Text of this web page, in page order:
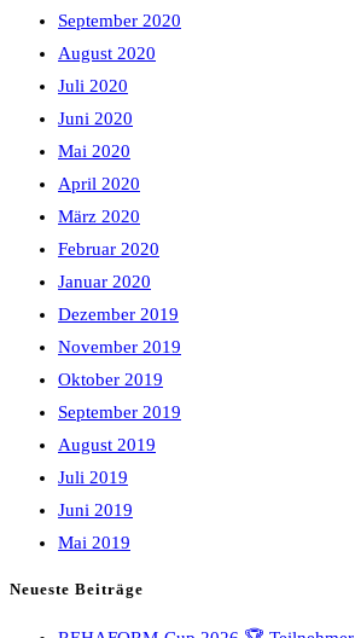
September 2020
August 2020
Juli 2020
Juni 2020
Mai 2020
April 2020
März 2020
Februar 2020
Januar 2020
Dezember 2019
November 2019
Oktober 2019
September 2019
August 2019
Juli 2019
Juni 2019
Mai 2019
Neueste Beiträge